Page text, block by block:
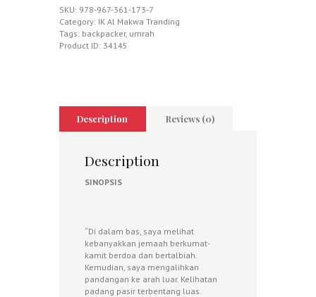
SKU: 978-967-361-173-7
Category: IK Al Makwa Tranding
Tags: backpacker, umrah
Product ID: 34145
Description Reviews (0)
Description
SINOPSIS
“Di dalam bas, saya melihat
kebanyakkan jemaah berkumat-
kamit berdoa dan bertalbiah.
Kemudian, saya mengalihkan
pandangan ke arah luar. Kelihatan
padang pasir terbentang luas.